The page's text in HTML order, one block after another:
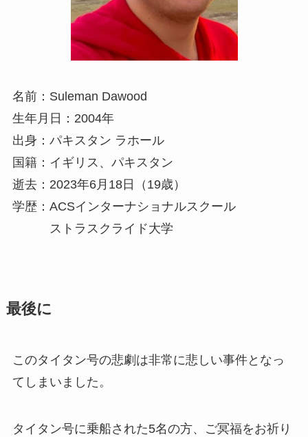
名前：Suleman Dawood
生年月日：2004年
出身：パキスタン ラホール
国籍：イギリス、パキスタン
逝去：2023年6月18日（19歳）
学歴：ACSインターナショナルスクール
ストラスクライド大学
最後に
このタイタン号の悲劇は非常に悲しい事件となっ
てしまいました。
タイタン号に乗船された5名の方、ご冥福をお祈り